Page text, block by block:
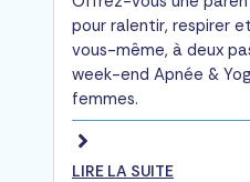
pour ralentir, respirer
vous-même, à deux
week-end Apnée &
femmes.
LIRE LA SUITE